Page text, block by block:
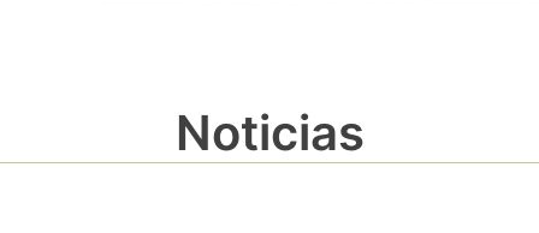
Noticias